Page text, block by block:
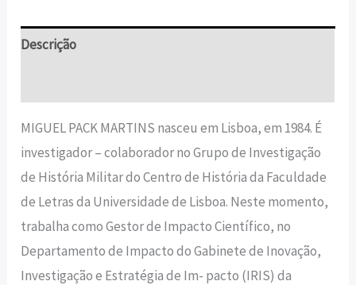
Descrição
MIGUEL PACK MARTINS nasceu em Lisboa, em 1984. É
investigador – colaborador no Grupo de Investigação
de História Militar do Centro de História da Faculdade
de Letras da Universidade de Lisboa. Neste momento,
trabalha como Gestor de Impacto Científico, no
Departamento de Impacto do Gabinete de Inovação,
Investigação e Estratégia de Im- pacto (IRIS) da